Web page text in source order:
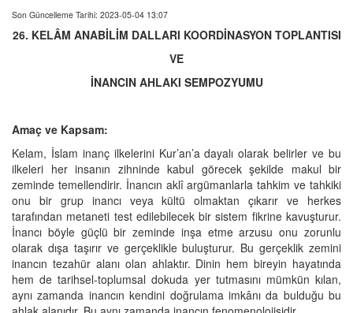
Son Güncelleme Tarihi: 2023-05-04 13:07
26. KELÂM ANABİLİM DALLARI KOORDİNASYON TOPLANTISI
VE
İNANCIN AHLAKI SEMPOZYUMU
Amaç ve Kapsam:
Kelam, İslam inanç ilkelerini Kur’an’a dayalı olarak belirler ve bu
ilkeleri her insanın zihninde kabul görecek şekilde makul bir
zeminde temellendirir. İnancın aklî argümanlarla tahkim ve tahkiki
onu bir grup inancı veya kültü olmaktan çıkarır ve herkes
tarafından metaneti test edilebilecek bir sistem fikrine kavuşturur.
İnancı böyle güçlü bir zeminde inşa etme arzusu onu zorunlu
olarak dışa taşırır ve gerçeklikle buluşturur. Bu gerçeklik zemini
inancın tezahür alanı olan ahlaktır. Dinin hem bireyin hayatında
hem de tarihsel-toplumsal dokuda yer tutmasını mümkün kılan,
aynı zamanda inancın kendini doğrulama imkânı da bulduğu bu